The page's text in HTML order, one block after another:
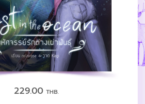
229.00 THB.